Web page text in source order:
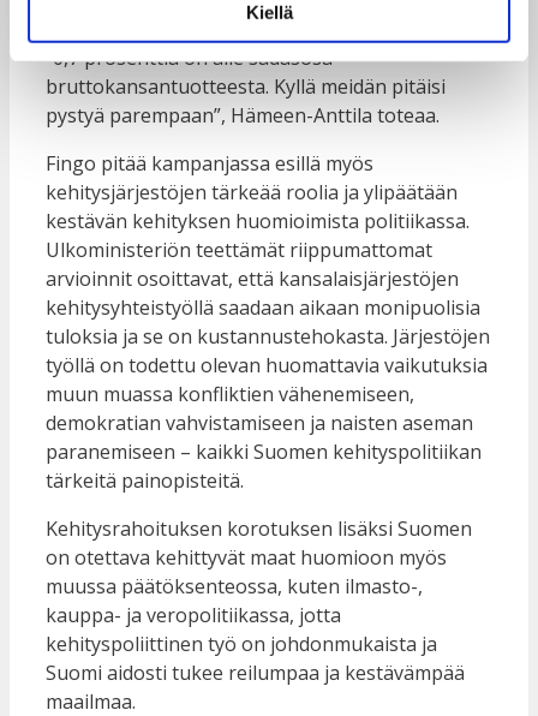
Kiellä
”0,7 prosenttia on alle sadasosa
bruttokansantuotteesta. Kyllä meidän pitäisi
pystyä parempaan”, Hämeen-Anttila toteaa.
Fingo pitää kampanjassa esillä myös
kehitysjärjestöjen tärkeää roolia ja ylipäätään
kestävän kehityksen huomioimista politiikassa.
Ulkoministeriön teettämät riippumattomat
arvioinnit osoittavat, että kansalaisjärjestöjen
kehitysyhteistyöllä saadaan aikaan monipuolisia
tuloksia ja se on kustannustehokasta. Järjestöjen
työllä on todettu olevan huomattavia vaikutuksia
muun muassa konfliktien vähenemiseen,
demokratian vahvistamiseen ja naisten aseman
paranemiseen – kaikki Suomen kehityspolitiikan
tärkeitä painopisteitä.
Kehitysrahoituksen korotuksen lisäksi Suomen
on otettava kehittyvät maat huomioon myös
muussa päätöksenteossa, kuten ilmasto-,
kauppa- ja veropolitiikassa, jotta
kehityspoliittinen työ on johdonmukaista ja
Suomi aidosti tukee reilumpaa ja kestävämpää
maailmaa.